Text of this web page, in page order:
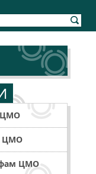
ЦМО
ЦМО
ЦМО